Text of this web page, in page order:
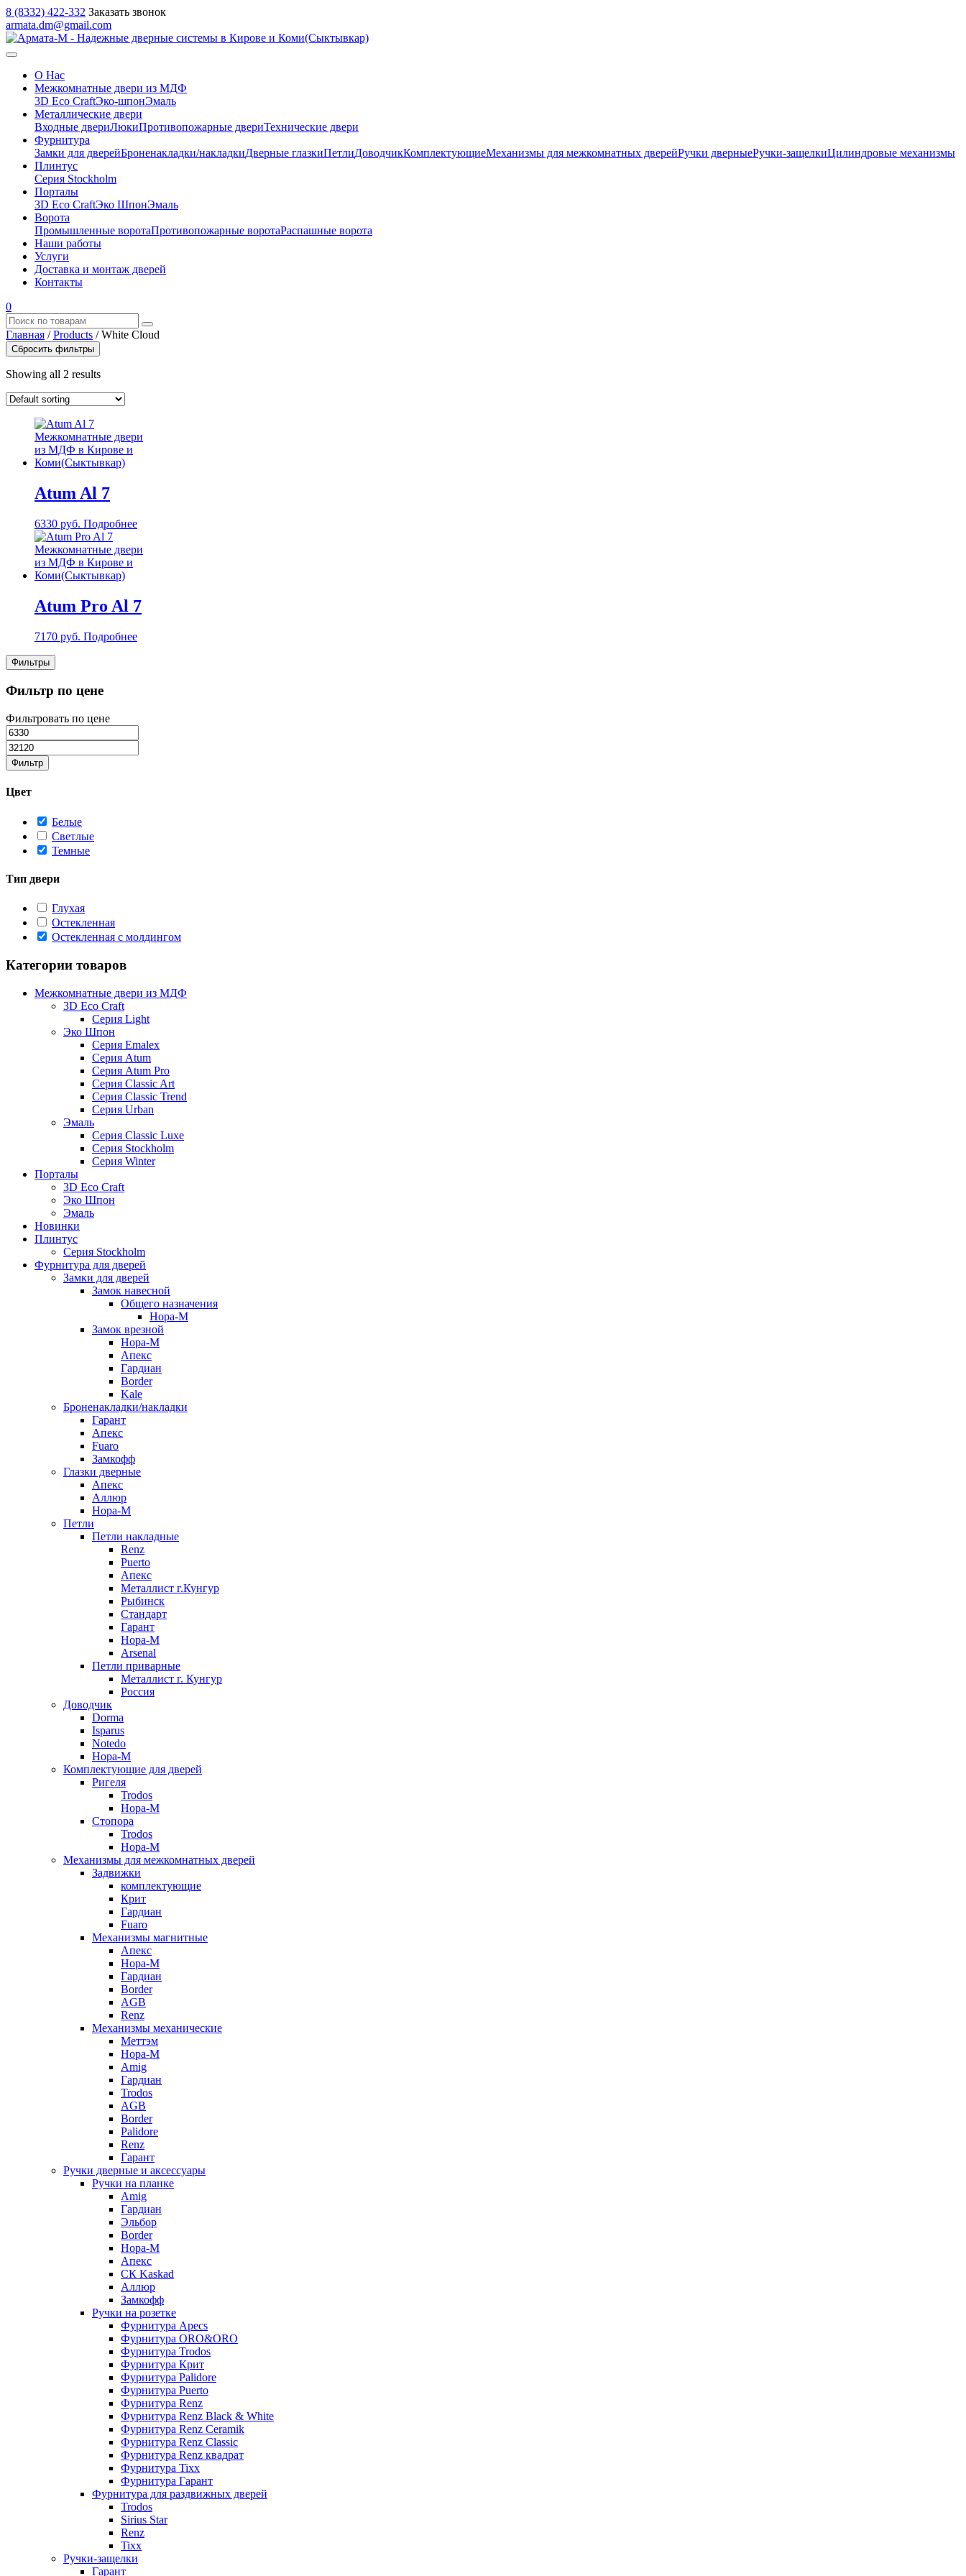
8 (8332) 422-332 Заказать звонок
armata.dm@gmail.com
О Нас
Межкомнатные двери из МДФ
3D Eco CraftЭко-шпонЭмаль
Металлические двери
Входные двериЛюкиПротивопожарные двериТехнические двери
Фурнитура
Замки для дверейБроненакладки/накладкиДверные глазкиПетлиДоводчикКомплектующиеМеханизмы для межкомнатных дверейРучки дверныеРучки-защелкиЦилиндровые механизмы
Плинтус
Серия Stockholm
Порталы
3D Eco CraftЭко ШпонЭмаль
Ворота
Промышленные воротаПротивопожарные воротаРаспашные ворота
Наши работы
Услуги
Доставка и монтаж дверей
Контакты
0
Главная /Products /White Cloud
Сбросить фильтры
Showing all 2 results
Atum Al 7
6330 руб. Подробнее
Atum Pro Al 7
7170 руб. Подробнее
Фильтры
Фильтр по цене
Фильтровать по цене
Фильтр
Цвет
Белые
Светлые
Темные
Тип двери
Глухая
Остекленная
Остекленная с молдингом
Категории товаров
Межкомнатные двери из МДФ
3D Eco Craft
Серия Light
Эко Шпон
Серия Emalex
Серия Atum
Серия Atum Pro
Серия Classic Art
Серия Classic Trend
Серия Urban
Эмаль
Серия Classic Luxe
Серия Stockholm
Серия Winter
Порталы
3D Eco Craft
Эко Шпон
Эмаль
Новинки
Плинтус
Серия Stockholm
Фурнитура для дверей
Замки для дверей
Замок навесной
Общего назначения
Нора-М
Замок врезной
Нора-М
Апекс
Гардиан
Border
Kale
Броненакладки/накладки
Гарант
Апекс
Fuaro
Замкофф
Глазки дверные
Апекс
Аллюр
Нора-М
Петли
Петли накладные
Renz
Puerto
Апекс
Металлист г.Кунгур
Рыбинск
Стандарт
Гарант
Нора-М
Arsenal
Петли приварные
Металлист г. Кунгур
Россия
Доводчик
Dorma
Isparus
Notedo
Нора-М
Комплектующие для дверей
Ригеля
Trodos
Нора-М
Стопора
Trodos
Нора-М
Механизмы для межкомнатных дверей
Задвижки
комплектующие
Крит
Гардиан
Fuaro
Механизмы магнитные
Апекс
Нора-М
Гардиан
Border
AGB
Renz
Механизмы механические
Меттэм
Нора-М
Amig
Гардиан
Trodos
AGB
Border
Palidore
Renz
Гарант
Ручки дверные и аксессуары
Ручки на планке
Amig
Гардиан
Эльбор
Border
Нора-М
Апекс
CК Kaskad
Аллюр
Замкофф
Ручки на розетке
Фурнитура Apecs
Фурнитура ORO&ORO
Фурнитура Trodos
Фурнитура Крит
Фурнитура Palidore
Фурнитура Puerto
Фурнитура Renz
Фурнитура Renz Black & White
Фурнитура Renz Ceramik
Фурнитура Renz Classic
Фурнитура Renz квадрат
Фурнитура Tixx
Фурнитура Гарант
Фурнитура для раздвижных дверей
Trodos
Sirius Star
Renz
Tixx
Ручки-защелки
Гарант